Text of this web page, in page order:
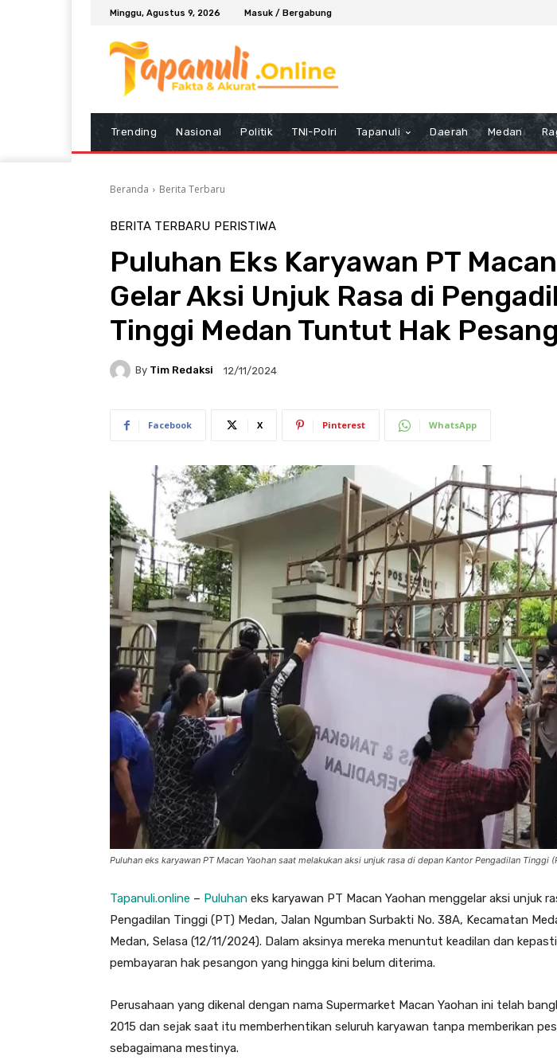
Minggu, Agustus 9, 2026 Masuk / Bergabung
Trending Nasional Politik TNI-Polri Tapanuli Daerah Medan
Beranda Berita Terbaru
BERITA TERBARU PERISTIWA
Puluhan Eks Karyawan PT
Gelar Aksi Unjuk Rasa di
Tinggi Medan Tuntut Hak
By Tim Redaksi 12/11/2024
Facebook X Pinterest WhatsApp
Puluhan eks karyawan PT Macan Yaohan saat melakukan aksi unjuk rasa di depan Kantor Pengadilan Tinggi
Tapanuli.online – Puluhan eks karyawan PT Macan Yaohan menggelar aksi unjuk
Pengadilan Tinggi (PT) Medan, Jalan Ngumban Surbakti No. 38A, Kecamatan
Medan, Selasa (12/11/2024). Dalam aksinya mereka menuntut keadilan dan
pembayaran hak pesangon yang hingga kini belum diterima.
Perusahaan yang dikenal dengan nama Supermarket Macan Yaohan ini telah
2015 dan sejak saat itu memberhentikan seluruh karyawan tanpa memberikan
sebagaimana mestinya.